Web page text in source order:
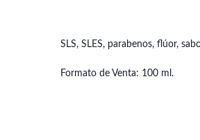
SLS, SLES, parabenos, flúor,
Formato de Venta: 100 ml.